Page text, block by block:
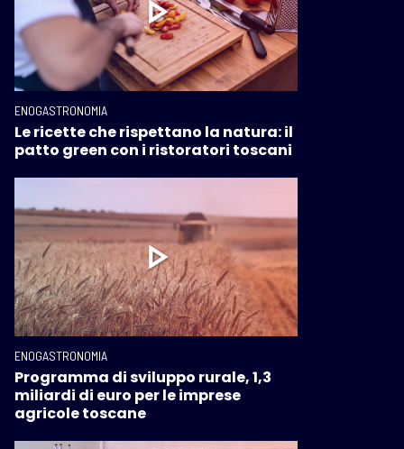
ENOGASTRONOMIA
Le ricette che rispettano la natura: il
patto green con i ristoratori toscani
ENOGASTRONOMIA
Programma di sviluppo rurale, 1,3
miliardi di euro per le imprese
agricole toscane